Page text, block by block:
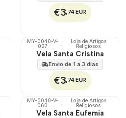
€3,74 EUR
🇵🇹
100%
MY-0040-V-
027
Loja de Artigos
Religiosos
Vela Santa Cristina
Envio de 1 a 3 dias
€3,74 EUR
🇵🇹
100%
MY-0040-V-
060
Loja de Artigos
Religiosos
Vela Santa Eufemia